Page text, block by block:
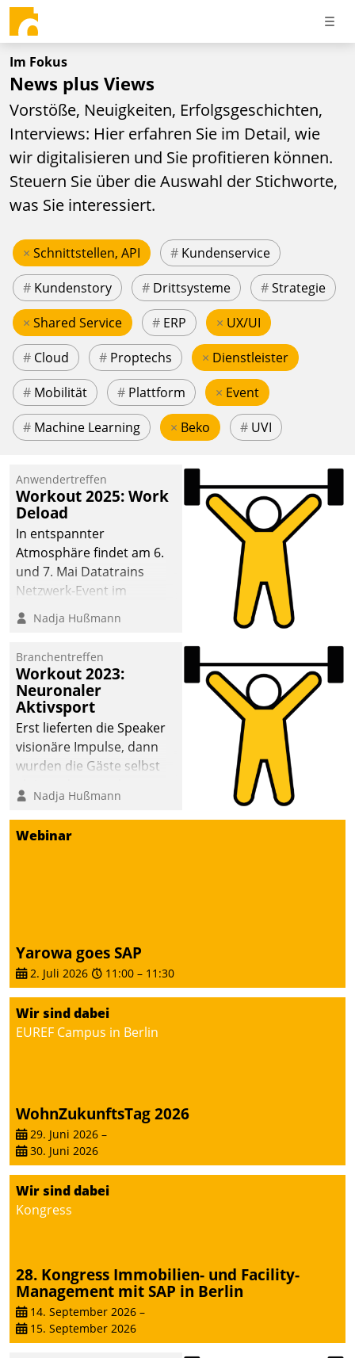
Im Fokus
News plus Views
Vorstöße, Neuigkeiten, Erfolgsgeschichten,
Interviews: Hier erfahren Sie im Detail, wie
wir digitalisieren und Sie profitieren können.
Steuern Sie über die Auswahl der Stichworte,
was Sie interessiert.
× Schnittstellen, API # Kundenservice
# Kundenstory # Drittsysteme #Strategie
× Shared Service # ERP × UX/UI
# Cloud # Proptechs × Dienstleister
# Mobilität # Plattform × Event
# Machine Learning × Beko # UVI
Anwendertreffen
Workout 2025: Work
Deload
In entspannter
Atmosphäre findet am 6.
und 7. Mai Datatrains
Netzwerk-Event im
Kunden- und Partnerkreis
statt. Zentrale Frage: Wie
Mammutprojekte
meistern und Workloads
wuppen – bei zunehmend
anspruchsvollen
Aufgaben und
abnehmendem
Nadja Hußmann
Branchentreffen
Workout 2023:
Neuronaler
Aktivsport
Erst lieferten die Speaker
visionäre Impulse, dann
wurden die Gäste selbst
methodisch
Vernetzungsideen fürs
Quartier. Dazwischen
Nadja Hußmann
Webinar
Yarowa goes SAP
2. Juli 2026 11:00 – 11:30
Wir sind dabei
EUREF Campus in Berlin
WohnZukunftsTag 2026
29. Juni 2026 –
30. Juni 2026
Wir sind dabei
Kongress
28. Kongress Immobilien- und Facility-
Management mit SAP in Berlin
14. September 2026 –
15. September 2026